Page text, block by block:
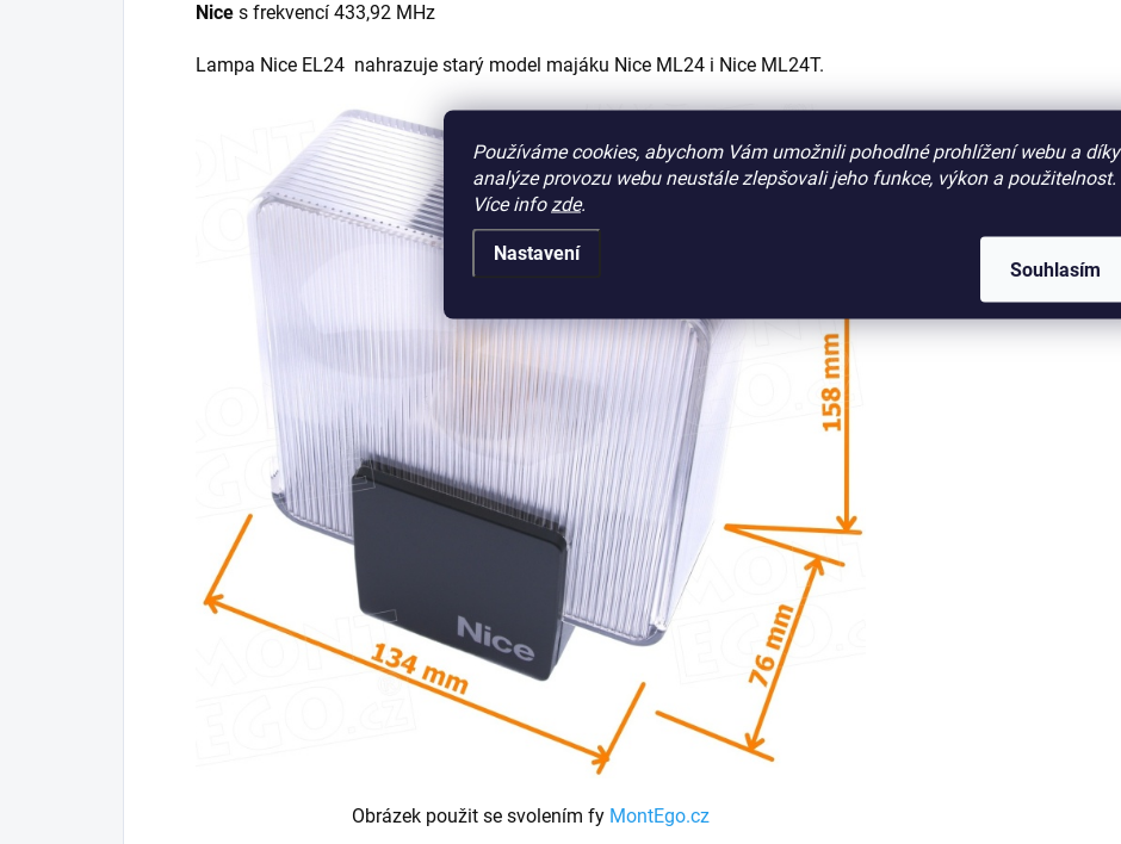
Používáme cookies, abychom Vám umožnili pohodlné prohlížení webu a díky
analýze provozu webu neustále zlepšovali jeho funkce, výkon a použitelnost.
Více info zde.
Nastavení
Souhlasím
Nice s frekvencí 433,92 MHz
Lampa Nice EL24 nahrazuje starý model majáku Nice ML24 i Nice ML24T.
Obrázek použit se svolením fy MontEgo.cz